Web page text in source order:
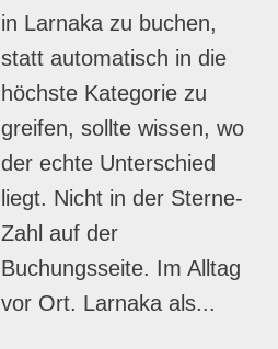
in Larnaka zu buchen,
statt automatisch in die
höchste Kategorie zu
greifen, sollte wissen, wo
der echte Unterschied
liegt. Nicht in der Sterne-
Zahl auf der
Buchungsseite. Im Alltag
vor Ort. Larnaka als...